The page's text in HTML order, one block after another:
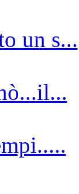
un s...